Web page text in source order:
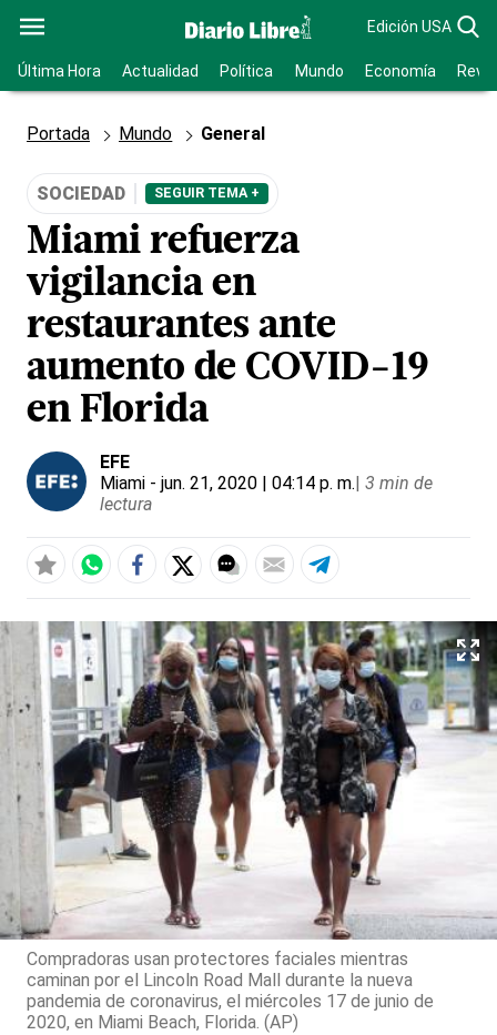
Edición USA
Última Hora Actualidad Política Mundo Economía
Portada Mundo General
SOCIEDAD SEGUIR TEMA +
Miami refuerza
vigilancia en
restaurantes ante
aumento de COVID-19
en Florida
EFE
Miami - jun. 21, 2020 | 04:14 p. m.| 3 min de
lectura
Compradoras usan protectores faciales mientras
caminan por el Lincoln Road Mall durante la nueva
pandemia de coronavirus, el miércoles 17 de junio de
2020, en Miami Beach, Florida. (AP)